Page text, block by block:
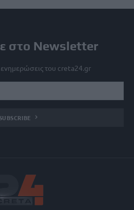
στο Newsletter
ενημερώσεις του creta24.gr
SUBSCRIBE